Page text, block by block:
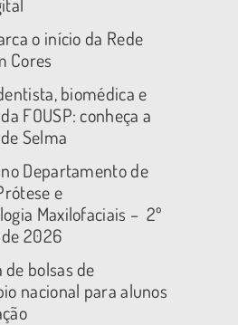
o início da Rede
Cores
biomédica e
FOUSP: conheça a
Selma
Departamento de
e
Maxilofaciais – 2º
2026
bolsas de
nacional para alunos